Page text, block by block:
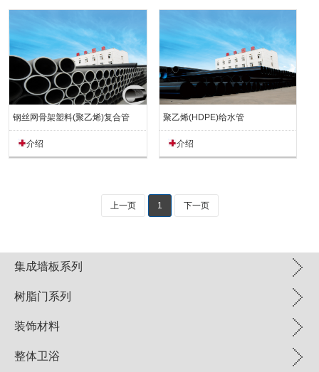
钢丝网骨架塑料(聚乙烯)复合管
介绍
聚乙烯(HDPE)给水管
介绍
上一页 1 下一页
集成墙板系列
树脂门系列
装饰材料
整体卫浴